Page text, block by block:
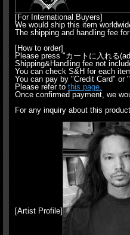
[For International Buyers]
We would ship this item
The shipping and handling fee
[How to order]
Please press "カートに入れる
Shipping&Handling fee not
You can check S&H for each
You can pay by "Credit Card" or
Please refer to this page.
Once confirmed payment, we
For any inquiry about this
[Artist Profile]